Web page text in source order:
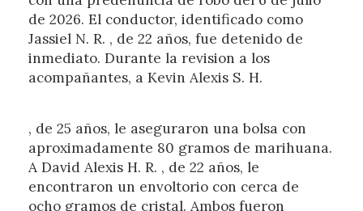
de 2026. El conductor, identificado como
Jassiel N. R. , de 22 años, fue detenido de
inmediato. Durante la revision a los
acompañantes, a Kevin Alexis S. H.
, de 25 años, le aseguraron una bolsa con
aproximadamente 80 gramos de marihuana.
A David Alexis H. R. , de 22 años, le
encontraron un envoltorio con cerca de
ocho gramos de cristal. Ambos fueron